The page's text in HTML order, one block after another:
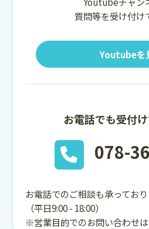
質問等を受け付け
Youtubeを
お電話でも受付
078-
お電話でのご相談も承っており
（平日9:00 - 18:00）
※営業目的でのお問い合わせは